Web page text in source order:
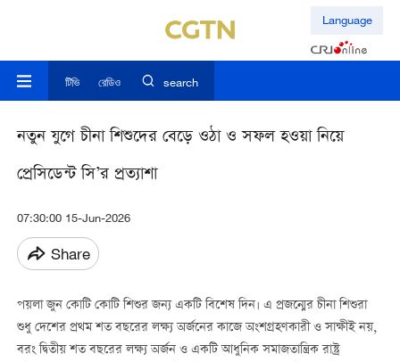
Language
টিভি রেডিও search
নতুন যুগে চীনা শিশুদের বেড়ে ওঠা ও সফল হওয়া নিয়ে
প্রেসিডেন্ট সি’র প্রত্যাশা
07:30:00 15-Jun-2026
Share
পয়লা জুন কোটি কোটি শিশুর জন্য একটি বিশেষ দিন। এ প্রজন্মের চীনা শিশুরা
শুধু দেশের প্রথম শত বছরের লক্ষ্য অর্জনের কাজে অংশগ্রহণকারী ও সাক্ষীই নয়,
বরং দ্বিতীয় শত বছরের লক্ষ্য অর্জন ও একটি আধুনিক সমাজতান্ত্রিক রাষ্ট্র